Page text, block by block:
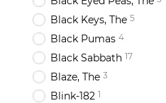
Black Keys, The 5
Black Pumas 4
Black Sabbath 17
Blaze, The 3
Blink-182 1